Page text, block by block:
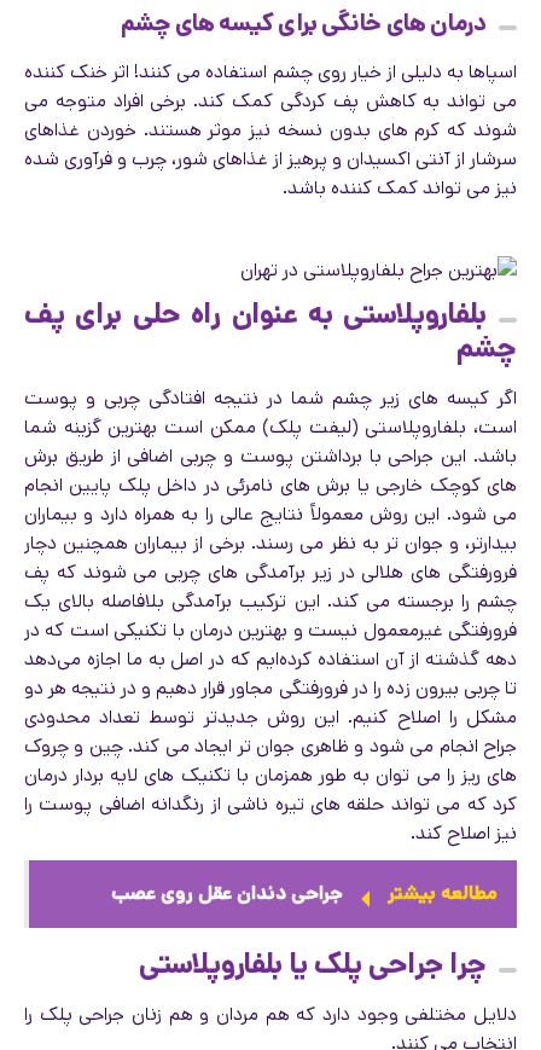
درمان های خانگی برای کیسه های چشم
اسپاها به دلیلی از خیار روی چشم استفاده می کنند! اثر خنک کننده
می تواند به کاهش پف کردگی کمک کند. برخی افراد متوجه می
شوند که کرم های بدون نسخه نیز موثر هستند. خوردن غذاهای
سرشار از آنتی اکسیدان و پرهیز از غذاهای شور، چرب و فرآوری شده
نیز می تواند کمک کننده باشد.
بلفاروپلاستی به عنوان راه حلی برای پف
چشم
اگر کیسه های زیر چشم شما در نتیجه افتادگی چربی و پوست
است، بلفاروپلاستی (لیفت پلک) ممکن است بهترین گزینه شما
باشد. این جراحی با برداشتن پوست و چربی اضافی از طریق برش
های کوچک خارجی یا برش های نامرئی در داخل پلک پایین انجام
می شود. این روش معمولاً نتایج عالی را به همراه دارد و بیماران
بیدارتر، و جوان تر به نظر می رسند. برخی از بیماران همچنین دچار
فرورفتگی های هلالی در زیر برآمدگی های چربی می شوند که پف
چشم را برجسته می کند. این ترکیب برآمدگی بلافاصله بالای یک
فرورفتگی غیرمعمول نیست و بهترین درمان با تکنیکی است که در
دهه گذشته از آن استفاده کرده‌ایم که در اصل به ما اجازه می‌دهد
تا چربی بیرون زده را در فرورفتگی مجاور قرار دهیم و در نتیجه هر دو
مشکل را اصلاح کنیم. این روش جدیدتر توسط تعداد محدودی
جراح انجام می شود و ظاهری جوان تر ایجاد می کند. چین و چروک
های ریز را می توان به طور همزمان با تکنیک های لایه بردار درمان
کرد که می تواند حلقه های تیره ناشی از رنگدانه اضافی پوست را
نیز اصلاح کند.
مطالعه بیشتر جراحی دندان عقل روی عصب
چرا جراحی پلک یا بلفاروپلاستی
دلایل مختلفی وجود دارد که هم مردان و هم زنان جراحی پلک را
انتخاب می کنند.